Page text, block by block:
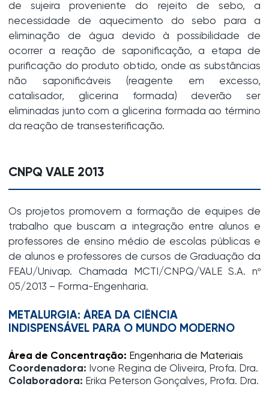
de sujeira proveniente do rejeito de sebo, a
necessidade de aquecimento do sebo para a
eliminação de água devido à possibilidade de
ocorrer a reação de saponificação, a etapa de
purificação do produto obtido, onde as substâncias
não saponificáveis (reagente em excesso,
catalisador, glicerina formada) deverão ser
eliminadas junto com a glicerina formada ao término
da reação de transesterificação.
CNPQ VALE 2013
Os projetos promovem a formação de equipes de
trabalho que buscam a integração entre alunos e
professores de ensino médio de escolas públicas e
de alunos e professores de cursos de Graduação da
FEAU/Univap. Chamada MCTI/CNPQ/VALE S.A. nº
05/2013 – Forma-Engenharia.
METALURGIA: ÁREA DA CIÊNCIA
INDISPENSÁVEL PARA O MUNDO MODERNO
Área de Concentração: Engenharia de Materiais
Coordenadora: Ivone Regina de Oliveira, Profa. Dra.
Colaboradora: Erika Peterson Gonçalves, Profa. Dra.